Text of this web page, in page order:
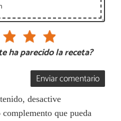
ha parecido la receta?
Enviar comentario
desactive
que pueda